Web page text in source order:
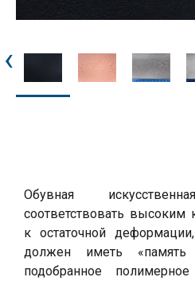
‹
Обувная
соответствовать высоким
к остаточной
должен иметь «память
подобранное